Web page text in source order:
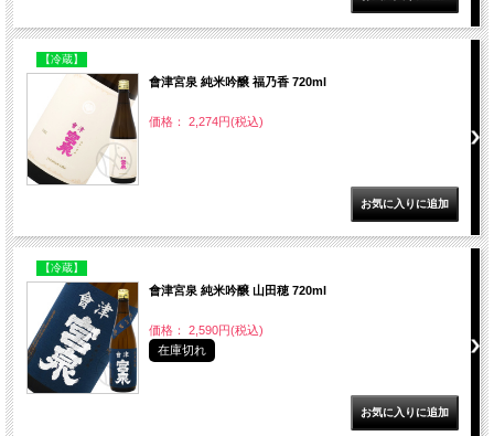
【冷蔵】
會津宮泉 純米吟醸 福乃香 720ml
価格： 2,274円(税込)
【冷蔵】
會津宮泉 純米吟醸 山田穂 720ml
価格： 2,590円(税込)
在庫切れ